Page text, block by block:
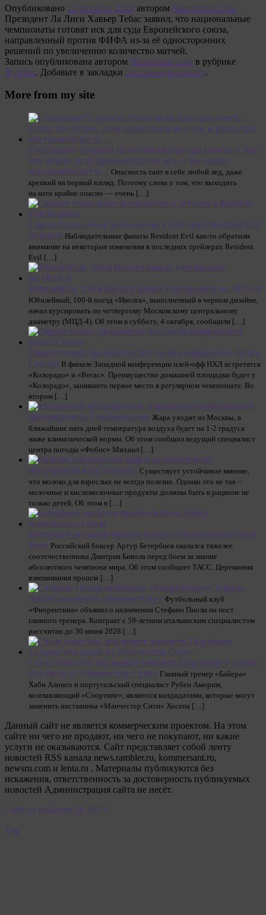
Опубликовано 12 октября, 2024 автором Чемпионат.com
Президент Ла Лиги Хавьер Тебас заявил, что национальные
чемпионаты готовят иск для суда Европейского союза,
направленный против ФИФА из-за её односторонних
решений по увеличению количество матчей.
Запись опубликована автором Чемпионат.com в рубрике
Футбол. Добавьте в закладки постоянную ссылку.
More from my site
Специалист Службы спасения на воде дал советы о том,
что делать, если провалился под лед, и рассказал,
что происходит в… Опасность таит в себе любой лед, даже
крепкий на первый взгляд. Поэтому слова о том, что выходить
на него крайне опасно — очень […]
Capcom похвалили за внимание к деталям в Resident Evil
Requiem Наблюдательные фанаты Resident Evil как-то обратили
внимание на некоторые изменения в последних трейлерах Resident
Evil […]
Юбилейная, 100-я Иволга начала курсировать по МЦД-4
Юбилейный, 100-й поезд «Иволга», выполненный в черном дизайне,
начал курсировать по четвертому Московскому центральному
диаметру (МЦД-4). Об этом в субботу, 4 октября, сообщили […]
Определились финалисты Западной конференции Кубка
Стэнли В финале Западной конференции плей‑офф НХЛ встретятся
«Колорадо» и «Вегас». Преимущество домашней площадки будет у
«Колорадо», занявшего первое место в регулярном чемпионате. Во
втором […]
Москвичей
предупредили о похолодании Жара уходит из Москвы, в
ближайшие пять дней температура воздуха будет на 1-2 градуса
ниже климатической нормы. Об этом сообщил ведущий специалист
центра погоды «Фобос» Михаил […]
Развеян
популярный миф о молоке Существует устойчивое мнение,
что молоко для взрослых не всегда полезно. Однако это не так –
молочные и кисломолочные продукты должны быть в рационе не
только детей, Об этом в […]
Бетербиев оказался тяжелее Бивола перед чемпионским
боем Российский боксер Артур Бетербиев оказался тяжелее
соотечественника Дмитрия Бивола перед боем за звание
абсолютного чемпиона мира. Об этом сообщает ТАСС. Церемония
взвешивания прошла […]
Стефано
Пиоли возглавил «Фиорентину» Футбольный клуб
«Фиорентина» объявил о назначении Стефано Пиоли на пост
главного тренера. Контракт с 59‑летним итальянским специалистом
рассчитан до 30 июня 2028 […]
Стало известно, кто может заменить Гвардиолу в случае
его ухода из «Манчестер Сити» Главный тренер «Байера»
Хаби Алонсо и португальский специалист Рубен Аморим,
возглавляющий «Спортинг», являются кандидатами, которые могут
заменить наставника «Манчестер Сити» Хосепа […]
Данный сайт не является коммерческим проектом. На этом
сайте ни чего не продают, ни чего не покупают, ни какие
услуги не оказываются. Сайт представляет собой ленту
новостей RSS канала news.rambler.ru, kommersant.ru,
newsru.com и lenta.ru . Материалы публикуются без
искажения, ответственность за достоверность публикуемых
новостей Администрация сайта не несёт.
Сайт от psikhoter @ 2023
Top